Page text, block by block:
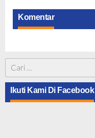
Komentar
untuk:
Ikuti Kami Di Facebook